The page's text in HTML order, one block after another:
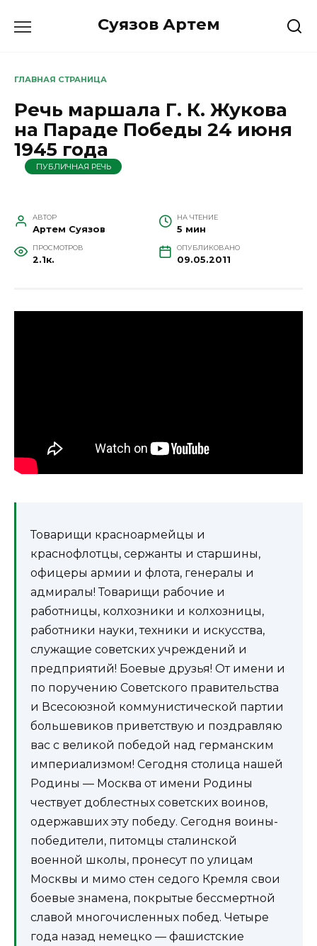
Суязов Артем
ГЛАВНАЯ СТРАНИЦА
Речь маршала Г. К. Жукова
на Параде Победы 24 июня
1945 года
ПУБЛИЧНАЯ РЕЧЬ
АВТОР
Артем Суязов
НА ЧТЕНИЕ
5 мин
ПРОСМОТРОВ
2.1к.
ОПУБЛИКОВАНО
09.05.2011
Товарищи красноармейцы и
краснофлотцы, сержанты и старшины,
офицеры армии и флота, генералы и
адмиралы! Товарищи рабочие и
работницы, колхозники и колхозницы,
работники науки, техники и искусства,
служащие советских учреждений и
предприятий! Боевые друзья! От имени и
по поручению Советского правительства
и Всесоюзной коммунистической партии
большевиков приветствую и поздравляю
вас с великой победой над германским
империализмом! Сегодня столица нашей
Родины — Москва от имени Родины
чествует доблестных советских воинов,
одержавших эту победу. Сегодня воины-
победители, питомцы сталинской
военной школы, пронесут по улицам
Москвы и мимо стен седого Кремля свои
боевые знамена, покрытые бессмертной
славой многочисленных побед. Четыре
года назад немецко — фашистские